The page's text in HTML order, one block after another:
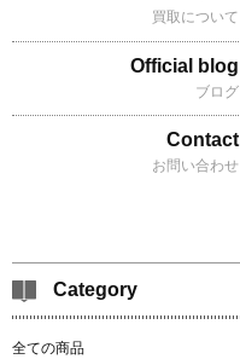
買取について
Official blog
ブログ
Contact
お問い合わせ
Category
全ての商品